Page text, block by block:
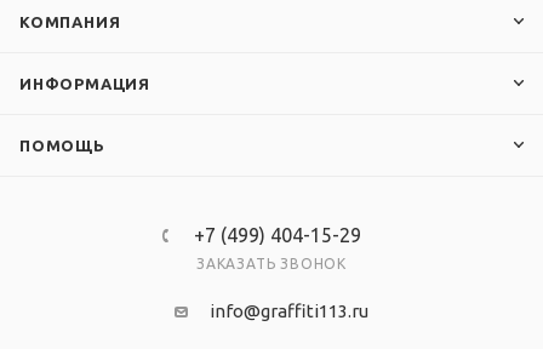
КОМПАНИЯ
ИНФОРМАЦИЯ
ПОМОЩЬ
+7 (499) 404-15-29
ЗАКАЗАТЬ ЗВОНОК
info@graffiti113.ru